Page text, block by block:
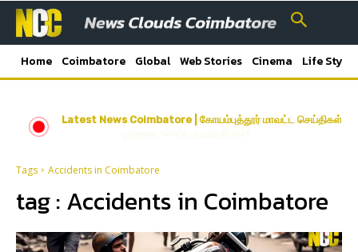
Home Coimbatore Global Web Stories Cinema Life Style
ஆடி 4வது வெள்ளி ஸ்பெஷல்… பெண்கள் மறக்காமல் இந்தப்
Latest News Coimbatore | கோயம்புத்தூர் மாவட்ட செய்திகள்
Tags Accidents in Coimbatore
tag : Accidents in Coimbatore